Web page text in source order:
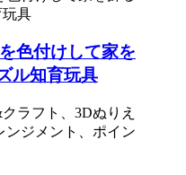
色付けして家を
ル知育玩具